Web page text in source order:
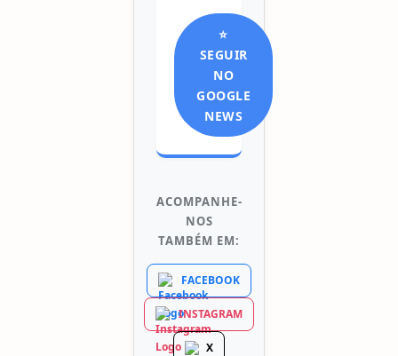
⭐
SEGUIR
NO
GOOGLE
NEWS
ACOMPANHE-
NOS
TAMBÉM EM:
FACEBOOK
INSTAGRAM
X